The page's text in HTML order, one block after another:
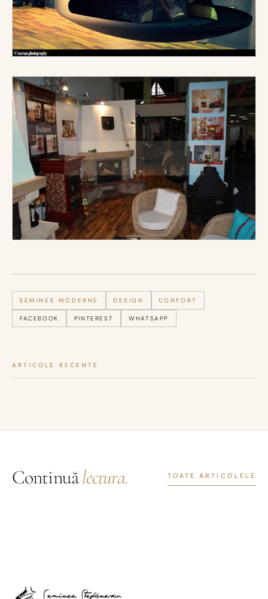
SEMINEE MODERNE DESIGN CONFORT
FACEBOOK PINTEREST WHATSAPP
ARTICOLE RECENTE
Continuălectura. TOATE ARTICOLELE